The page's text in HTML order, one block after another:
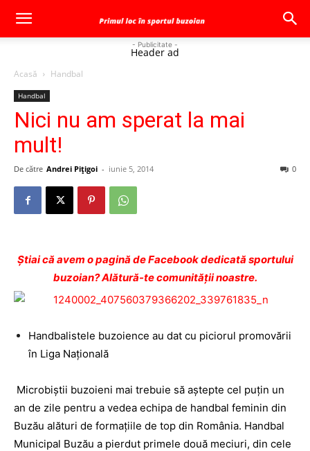
- Publicitate -
Header ad
Acasă Handbal
Handbal
Nici nu am sperat la mai
mult!
De către Andrei Pițigoi - iunie 5, 2014 0
Ştiai că avem o pagină de Facebook dedicată sportului
buzoian? Alătură-te comunității noastre.
Handbalistele buzoience au dat cu piciorul promovării
în Liga Națională
Microbiștii buzoieni mai trebuie să aștepte cel puțin un
an de zile pentru a vedea echipa de handbal feminin din
Buzău alături de formațiile de top din România. Handbal
Municipal Buzău a pierdut primele două meciuri, din cele